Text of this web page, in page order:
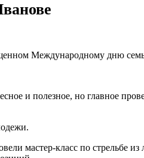
Международному дню
и полезное, но главное
мастер-класс по стрельбе